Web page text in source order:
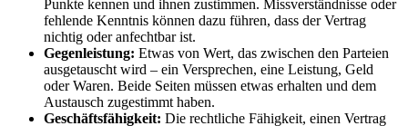
Punkte kennen und ihnen zustimmen. Missverständnisse oder
fehlende Kenntnis können dazu führen, dass der Vertrag
nichtig oder anfechtbar ist.
Gegenleistung: Etwas von Wert, das zwischen den Parteien
ausgetauscht wird – ein Versprechen, eine Leistung, Geld
oder Waren. Beide Seiten müssen etwas erhalten und dem
Austausch zugestimmt haben.
Geschäftsfähigkeit: Die rechtliche Fähigkeit, einen Vertrag